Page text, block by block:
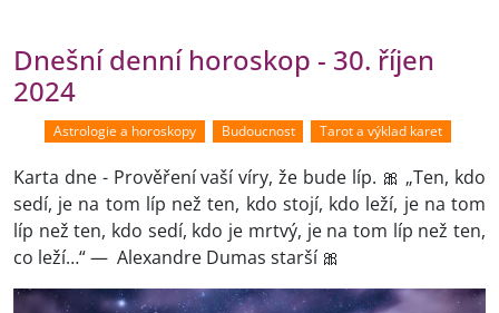
Dnešní denní horoskop - 30. říjen
2024
Astrologie a horoskopy Budoucnost Tarot a výklad karet
Karta dne - Prověření vaší víry, že bude líp. 🎀 „Ten, kdo
sedí, je na tom líp než ten, kdo stojí, kdo leží, je na tom
líp než ten, kdo sedí, kdo je mrtvý, je na tom líp než ten,
co leží…“ — Alexandre Dumas starší 🎀